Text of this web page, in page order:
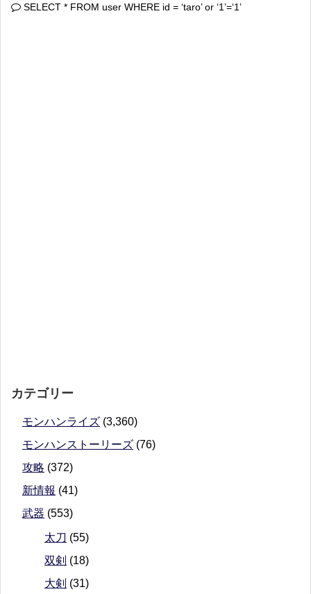
SELECT * FROM user WHERE id = ‘taro’ or ‘1’=‘1’
カテゴリー
モンハンライズ (3,360)
モンハンストーリーズ (76)
攻略 (372)
新情報 (41)
武器 (553)
太刀 (55)
双剣 (18)
大剣 (31)